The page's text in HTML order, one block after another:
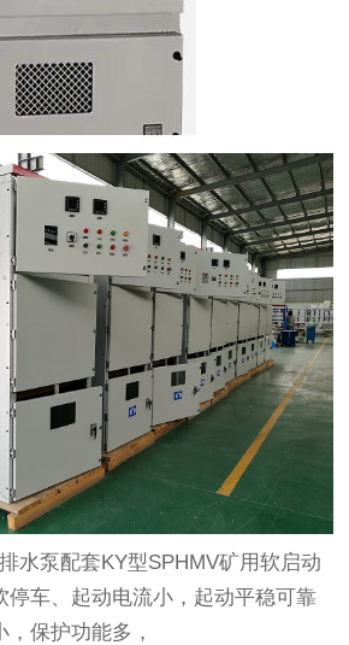
水泵配套KY型SPHMV矿用软启动
停车、起动电流小，起动平稳可靠
保护功能多，